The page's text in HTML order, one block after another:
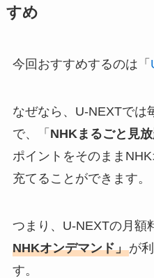
すめ
今回おすすめするのは「
なぜなら、U-NEXTでは
で、「 NHKまるごと見
ポイントをそのまま
充てることができます。
つまり、U-NEXTの月額
NHKオンデマンド」が
す。